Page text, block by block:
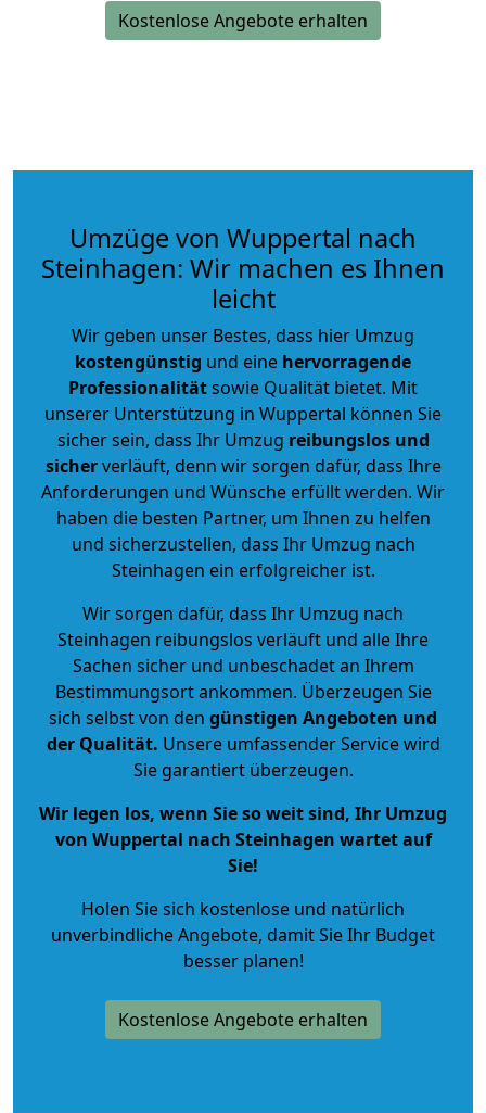
Kostenlose Angebote erhalten
Umzüge von Wuppertal nach
Steinhagen: Wir machen es Ihnen
leicht
Wir geben unser Bestes, dass hier Umzug
kostengünstig und eine hervorragende
Professionalitätsowie Qualität bietet. Mit
unserer Unterstützung in Wuppertal können Sie
sicher sein, dass Ihr Umzug reibungslos und
sicherverläuft, denn wir sorgen dafür, dass Ihre
Anforderungen und Wünsche erfüllt werden. Wir
haben die besten Partner, um Ihnen zu helfen
und sicherzustellen, dass Ihr Umzug nach
Steinhagen ein erfolgreicher ist.
Wir sorgen dafür, dass Ihr Umzug nach
Steinhagen reibungslos verläuft und alle Ihre
Sachen sicher und unbeschadet an Ihrem
Bestimmungsort ankommen. Überzeugen Sie
sich selbst von den günstigen Angeboten und
der Qualität. Unsere umfassender Service wird
Sie garantiert überzeugen.
Wir legen los, wenn Sie so weit sind, Ihr Umzug
von Wuppertal nach Steinhagen wartet auf
Sie!
Holen Sie sich kostenlose und natürlich
unverbindliche Angebote, damit Sie Ihr Budget
besser planen!
Kostenlose Angebote erhalten